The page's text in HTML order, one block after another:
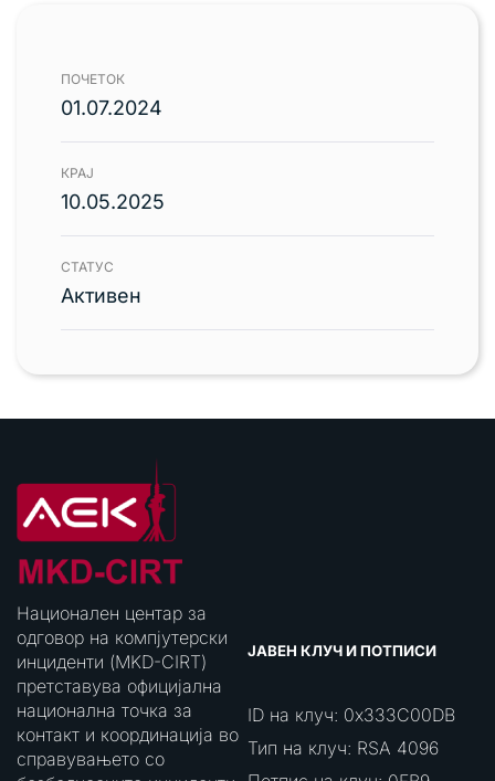
ПОЧЕТОК
01.07.2024
КРАЈ
10.05.2025
СТАТУС
Активен
Национален центар за
одговор на компјутерски
инциденти (MKD-CIRT)
претставува официјална
национална точка за
контакт и координација во
справувањето со
ЈАВЕН КЛУЧ И ПОТПИСИ
ID на клуч: 0x333C00DB
Тип на клуч: RSA 4096